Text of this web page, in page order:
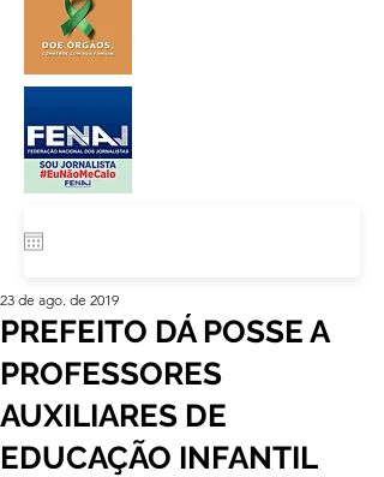
PREFEITO DÁ POSSE A
PROFESSORES
AUXILIARES DE
EDUCAÇÃO INFANTIL
23 de ago. de 2019